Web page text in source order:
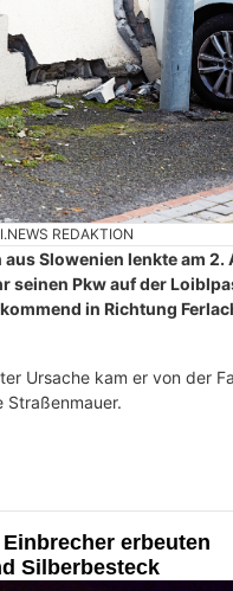
REDAKTION
Slowenien lenkte am 2.
seinen Pkw auf der
in Richtung
Ursache kam er von der
Straßenmauer.
erbeuten
Silberbesteck